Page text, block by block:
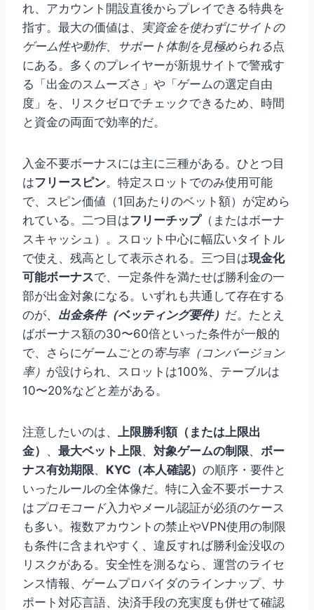
れ、アカウント開設直後からプレイできる特典を
指す。最大の価値は、 実資金を使わずにサイトの
ゲーム性や動作、サポート体制を見極められる点
にある。多くのプレイヤーが新規サイトで警戒す
る「出金のスムーズさ」や「ゲームの選定自由
度」を、リスクゼロでチェックできるため、時間
と資金の両面で効率的だ。
入金不要ボーナスには主に三種がある。ひとつ目
はフリースピン。特定スロットでのみ使用可能
で、スピン価値（1回あたりのベット額）が定めら
れている。二つ目はフリーチップ（またはボーナ
スキャッシュ）。スロット中心に幅広いタイトル
で使え、残高として表示される。三つ目は現金化
可能ボーナスで、一定条件を満たせば勝利金の一
部が出金対象になる。いずれも共通して存在する
のが、 出金条件（ベッティング要件） だ。たとえ
ばボーナス額の30〜60倍といった条件が一般的
で、さらにゲームごとの寄与率（コンバージョン
率） が設けられ、スロットは100%、テーブルは
10〜20%などと差がある。
注意したいのは、
上限勝利額（または上限出
金） 、 最大ベット上限、 対象ゲームの制限、 ボー
ナス有効期限、 KYC（本人確認） の順序・要件と
いったルールの全体像だ。特に入金不要ボーナス
は プロモコード入力やメール認証が必須のケース
も多い。複数アカウントの禁止やVPN使用の制限
も条件に含まれやすく、違反すれば勝利金没収の
リスクがある。安全性を測るなら、運営のライセ
ンス情報、ゲームプロバイダのラインナップ、サ
ポート対応言語、決済手段の充実度も併せて確認